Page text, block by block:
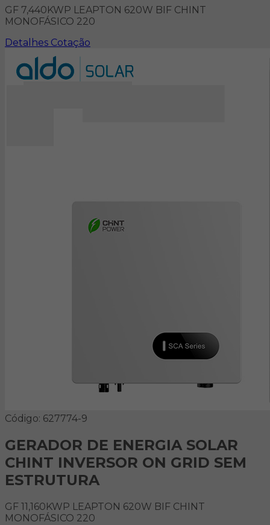
GF 7,440KWP LEAPTON 620W BIF CHINT
MONOFÁSICO 220
Detalhes Cotação
Código: 627774-9
GERADOR DE ENERGIA SOLAR
CHINT INVERSOR ON GRID SEM
ESTRUTURA
GF 11,160KWP LEAPTON 620W BIF CHINT
MONOFÁSICO 220